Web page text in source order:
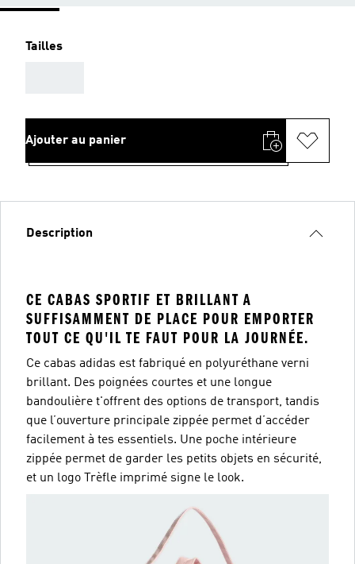
Tailles
Ajouter au panier
Description
CE CABAS SPORTIF ET BRILLANT A
SUFFISAMMENT DE PLACE POUR EMPORTER
TOUT CE QU'IL TE FAUT POUR LA JOURNÉE.
Ce cabas adidas est fabriqué en polyuréthane verni
brillant. Des poignées courtes et une longue
bandoulière t'offrent des options de transport, tandis
que l’ouverture principale zippée permet d’accéder
facilement à tes essentiels. Une poche intérieure
zippée permet de garder les petits objets en sécurité,
et un logo Trèfle imprimé signe le look.